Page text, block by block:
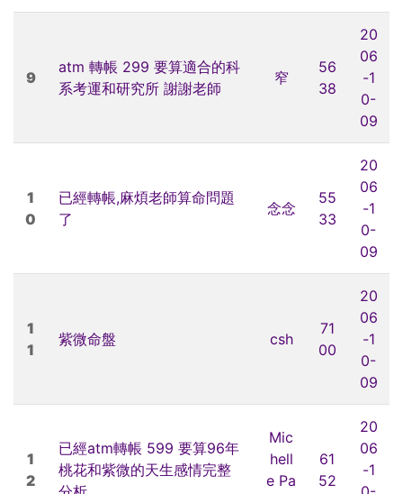
9
atm 轉帳 299 要算適合的科
系考運和研究所 謝謝老師
窄
56
38
20
06
-1
0-
09
1
0
已經轉帳,麻煩老師算命問題
了
念念
55
33
20
06
-1
0-
09
1
1
紫微命盤 csh
71
00
20
06
-1
0-
09
1
2
已經atm轉帳 599 要算96年
桃花和紫微的天生感情完整
Mic
hell
e Pa
61
52
20
06
-1